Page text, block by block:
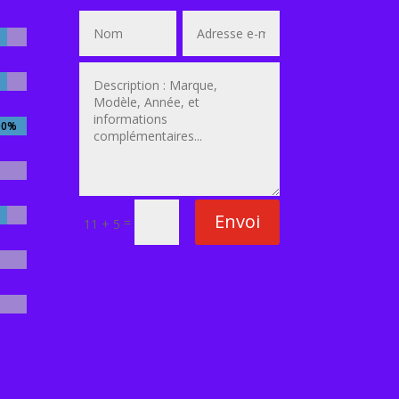
11 + 5 = Envoi